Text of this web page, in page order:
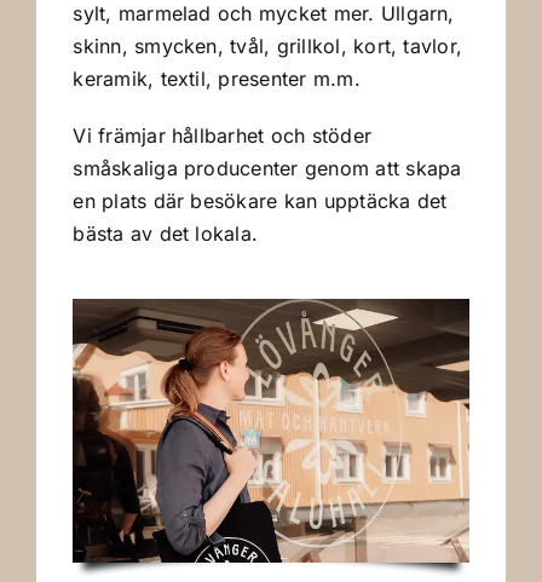
sylt, marmelad och mycket mer. Ullgarn,
skinn, smycken, tvål, grillkol, kort, tavlor,
keramik, textil, presenter m.m.
Vi främjar hållbarhet och stöder
småskaliga producenter genom att skapa
en plats där besökare kan upptäcka det
bästa av det lokala.